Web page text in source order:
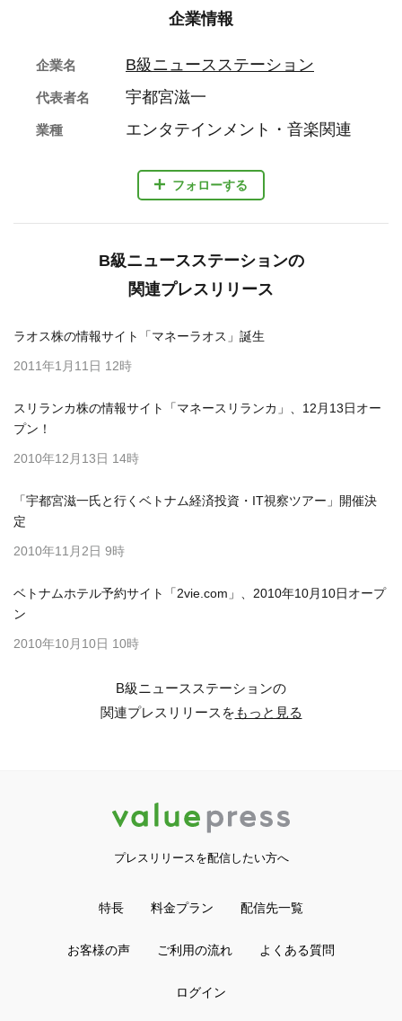
企業情報
フォローする
企業名 B級ニュースステーション
代表者名 宇都宮滋一
業種 エンタテインメント・音楽関連
B級ニュースステーションの
関連プレスリリース
ラオス株の情報サイト「マネーラオス」誕生
2011年1月11日 12時
スリランカ株の情報サイト「マネースリランカ」、12月13日オー
プン！
2010年12月13日 14時
「宇都宮滋一氏と行くベトナム経済投資・IT視察ツアー」開催決
定
2010年11月2日 9時
ベトナムホテル予約サイト「2vie.com」、2010年10月10日オープ
ン
2010年10月10日 10時
B級ニュースステーションの
関連プレスリリースをもっと見る
プレスリリースを配信したい方へ
特長 料金プラン 配信先一覧
お客様の声 ご利用の流れ よくある質問
ログイン